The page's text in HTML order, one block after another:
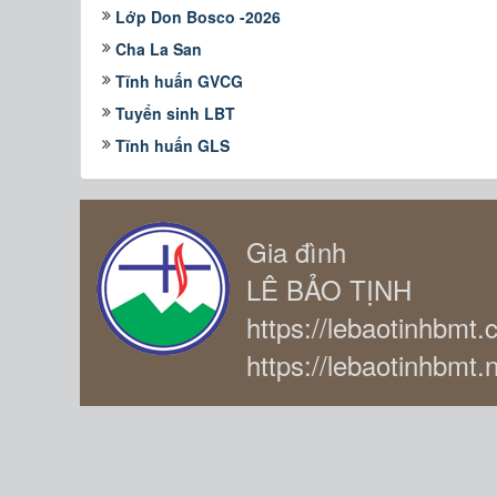
Lớp Don Bosco -2026
Cha La San
Tĩnh huấn GVCG
Tuyển sinh LBT
Tĩnh huấn GLS
Gia đình
LÊ BẢO TỊNH
https://
https://